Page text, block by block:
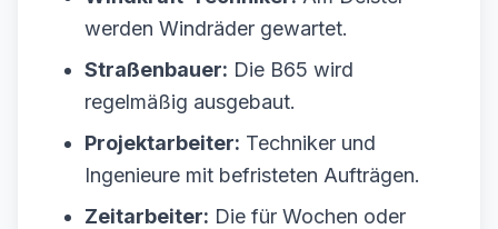
werden Windräder gewartet.
Straßenbauer: Die B65 wird
regelmäßig ausgebaut.
Projektarbeiter: Techniker und
Ingenieure mit befristeten Aufträgen.
Zeitarbeiter: Die für Wochen oder